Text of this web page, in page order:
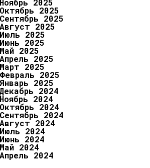
14.04.2024
Весь
Октябрь 2025
Сентябрь 2025
Август 2025
Июль 2025
Июнь 2025
Май 2025
Апрель 2025
Март 2025
Февраль 2025
Январь 2025
Декабрь 2024
Ноябрь 2024
Октябрь 2024
Сентябрь 2024
Август 2024
Июль 2024
Июнь 2024
Май 2024
Апрель 2024